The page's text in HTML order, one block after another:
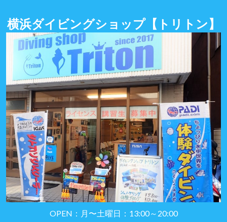
横浜ダイビングショップ【トリトン】
OPEN：月〜土曜日：13:00～20:00